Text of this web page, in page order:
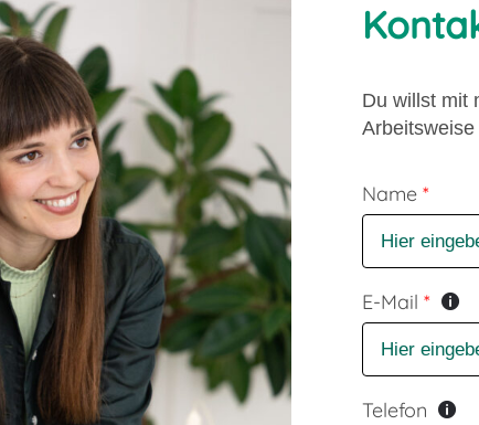
Du willst mit
Formular
Name *
E-Mail *
Telefon